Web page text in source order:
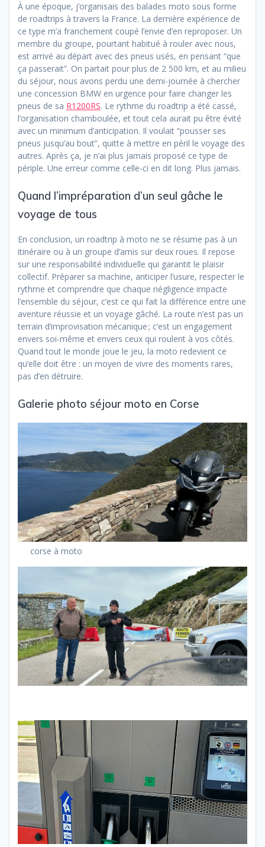
À une époque, j’organisais des balades moto sous forme
de roadtrips à travers la France. La dernière expérience de
ce type m’a franchement coupé l’envie d’en reproposer. Un
membre du groupe, pourtant habitué à rouler avec nous,
est arrivé au départ avec des pneus usés, en pensant “que
ça passerait”. On partait pour plus de 2 500 km, et au milieu
du séjour, nous avons perdu une demi-journée à chercher
une concession BMW en urgence pour faire changer les
pneus de sa R1200RS. Le rythme du roadtrip a été cassé,
l’organisation chamboulée, et tout cela aurait pu être évité
avec un minimum d’anticipation. Il voulait “pousser ses
pneus jusqu’au bout”, quitte à mettre en péril le voyage des
autres. Après ça, je n’ai plus jamais proposé ce type de
périple. Une erreur comme celle-ci en dit long. Plus jamais.
Quand l’impréparation d’un seul gâche le
voyage de tous
En conclusion, un roadtrip à moto ne se résume pas à un
itinéraire ou à un groupe d’amis sur deux roues. Il repose
sur une responsabilité individuelle qui garantit le plaisir
collectif. Préparer sa machine, anticiper l’usure, respecter le
rythme et comprendre que chaque négligence impacte
l’ensemble du séjour, c’est ce qui fait la différence entre une
aventure réussie et un voyage gâché. La route n’est pas un
terrain d’improvisation mécanique ; c’est un engagement
envers soi-même et envers ceux qui roulent à vos côtés.
Quand tout le monde joue le jeu, la moto redevient ce
qu’elle doit être : un moyen de vivre des moments rares,
pas d’en détruire.
Galerie photo séjour moto en Corse
corse à moto